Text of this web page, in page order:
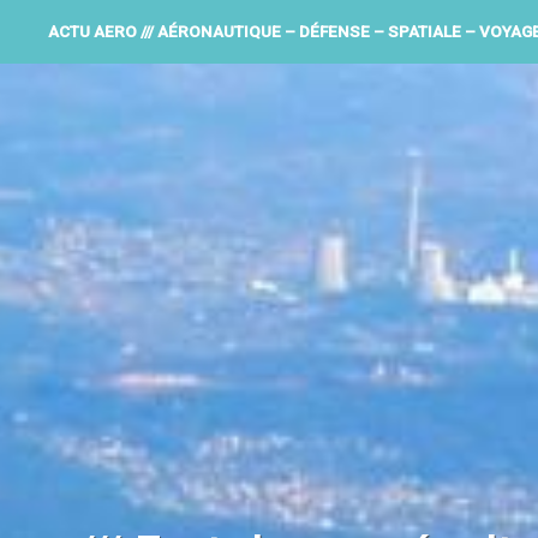
ACTU AERO /// AÉRONAUTIQUE – DÉFENSE – SPATIALE –